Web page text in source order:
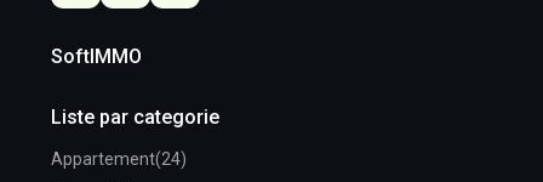
SoftIMMO
Liste par categorie
Appartement(24)